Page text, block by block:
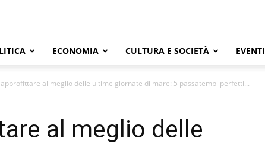
ECONOMIA CULTURA E SOCIETÀ EVENTI
al meglio delle ultime giornate di mare: 5 passatempi perfetti...
al meglio delle